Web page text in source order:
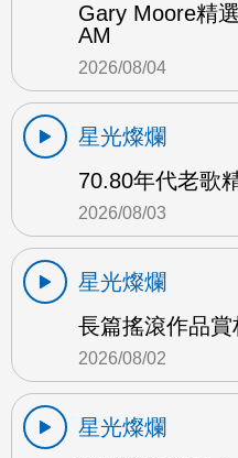
Gary Moore精
AM
2026/08/04
星光燦爛
70.80年代老歌
2026/08/03
星光燦爛
長篇搖滾作品
2026/08/02
星光燦爛